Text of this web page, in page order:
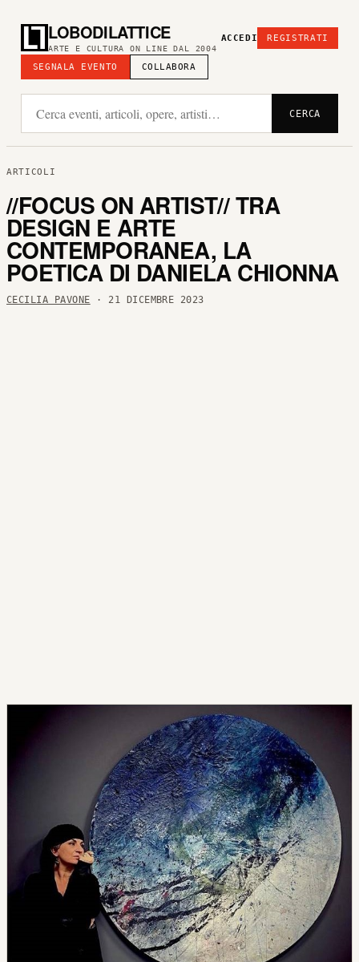
LOBODILATTICE
ARTE E CULTURA ON LINE DAL 2004
SEGNALA EVENTO COLLABORA
ACCEDI REGISTRATI
CERCA
ARTICOLI
//FOCUS ON ARTIST// TRA
DESIGN E ARTE
CONTEMPORANEA, LA
POETICA DI DANIELA CHIONNA
CECILIA PAVONE · 21 DICEMBRE 2023